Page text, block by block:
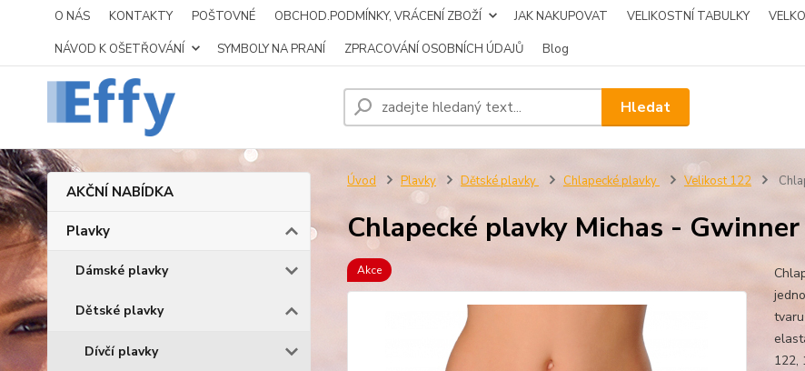
O NÁS KONTAKTY POŠTOVNÉ OBCHOD.PODMÍNKY, VRÁCENÍ ZBOŽÍ JAK NAKUPOVAT VELIKOSTNÍ TABULKY
NÁVOD K OŠETŘOVÁNÍ
SYMBOLY NA PRANÍ ZPRACOVÁNÍ OSOBNÍCH ÚDAJŮ Blog
Hledat
AKČNÍ NABÍDKA
Plavky
Dámské plavky
Dětské plavky
Dívčí plavky
Úvod Plavky Dětské plavky Chlapecké plavky Velikost 122
Chlapecké plavky Michas - Gwinner
Akce
122,